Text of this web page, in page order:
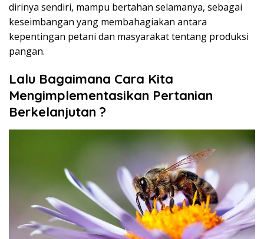
dirinya sendiri, mampu bertahan selamanya, sebagai
keseimbangan yang membahagiakan antara
kepentingan petani dan masyarakat tentang produksi
pangan.
Lalu Bagaimana Cara Kita
Mengimplementasikan Pertanian
Berkelanjutan ?